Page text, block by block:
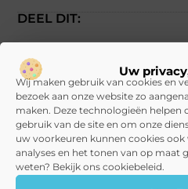
Uw
Wij maken gebruik van cookies en
bezoek aan onze website zo
maken. Deze technologieën
gebruik van de site en om onze
uw voorkeuren kunnen cookies
analyses en het tonen van op maat
weten? Bekijk ons cookiebeleid.
DEEL DIT:
Begin vandaag nog
met bloggen op